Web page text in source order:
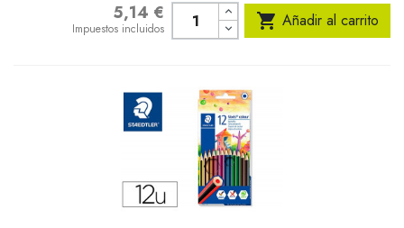
5,14 €
Impuestos incluidos  Añadir al carrito